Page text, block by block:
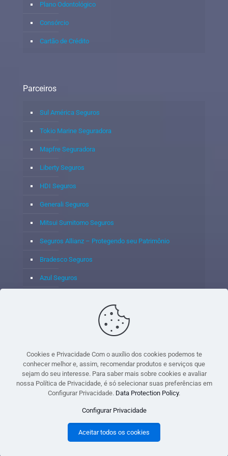
Plano Odontológico
Consórcio
Cartão de Crédito
Parceiros
Sul América Seguros
Tokio Marine Seguradora
Mapfre Seguradora
Liberty Seguros
HDI Seguros
Generali Seguros
Mitsui Sumitomo Seguros
Seguros Allianz – Protegendo seu Patrimônio
Bradesco Seguros
Azul Seguros
© 2020 - Yoshie & Maia Corretora de Seguros Ltda - CNPJ:
05.459.716/0001-75 - SUSEP: 100637106 AV DOS
PAVIMENTO - CEP 06.020-012 - VILA YARA - OSASCO - UF SP -
TELEFONE - (11) 8251-9266
Cookies e Privacidade Com o auxílio dos cookies podemos te
conhecer melhor e, assim, recomendar produtos e serviços que
sejam do seu interesse. Para saber mais sobre cookies e avaliar
nossa Política de Privacidade, é só selecionar suas preferências em
Configurar Privacidade. Data Protection Policy.
Configurar Privacidade
Aceitar todos os cookies